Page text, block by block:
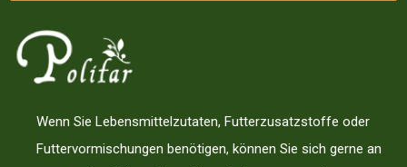
Wenn Sie Lebensmittelzutaten, Futterzusatzstoffe oder
Futtervormischungen benötigen, können Sie sich gerne an